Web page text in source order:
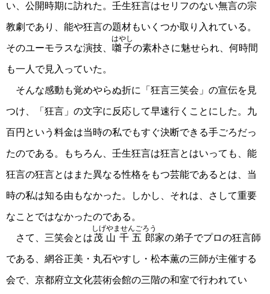
い、公開時期に訪れた。壬生狂言はセリフのない無言の宗
教劇であり、能や狂言の題材もいくつか取り入れている。
そのユーモラスな演技、 囃子
はやし
の素朴さに魅せられ、何時間
も一人で見入っていた。
そんな感動も覚めやらぬ折に「狂言三笑会」の宣伝を見
つけ、「狂言」の文字に反応して早速行くことにした。九
百円という料金は当時の私でもすぐ決断できる手ごろだっ
たのである。もちろん、壬生狂言は狂言とはいっても、能
狂言の狂言とはまた異なる性格をもつ芸能であるとは、当
時の私は知る由もなかった。しかし、それは、さして重要
なことではなかったのである。
さて、三笑会とは茂山千五郎
しげやませんごろう
家の弟子でプロの狂言師
である、網谷正美・丸石やすし・松本薫の三師が主催する
会で、京都府立文化芸術会館の三階の和室で行われてい